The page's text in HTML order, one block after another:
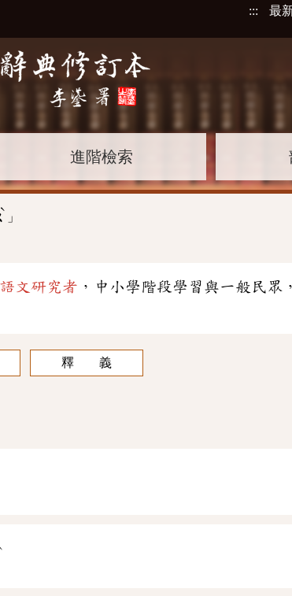
::: 最
進階檢索
ˋ
」
文研究者 ，中小學階段學習與一般民眾
釋 義